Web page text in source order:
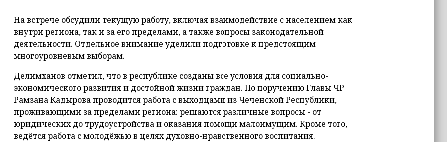
На встрече обсудили текущую работу, включая взаимодействие с населением как
внутри региона, так и за его пределами, а также вопросы законодательной
деятельности. Отдельное внимание уделили подготовке к предстоящим
многоуровневым выборам.
Делимханов отметил, что в республике созданы все условия для социально-
экономического развития и достойной жизни граждан. По поручению Главы ЧР
Рамзана Кадырова проводится работа с выходцами из Чеченской Республики,
проживающими за пределами региона: решаются различные вопросы - от
юридических до трудоустройства и оказания помощи малоимущим. Кроме того,
ведётся работа с молодёжью в целях духовно-нравственного воспитания.